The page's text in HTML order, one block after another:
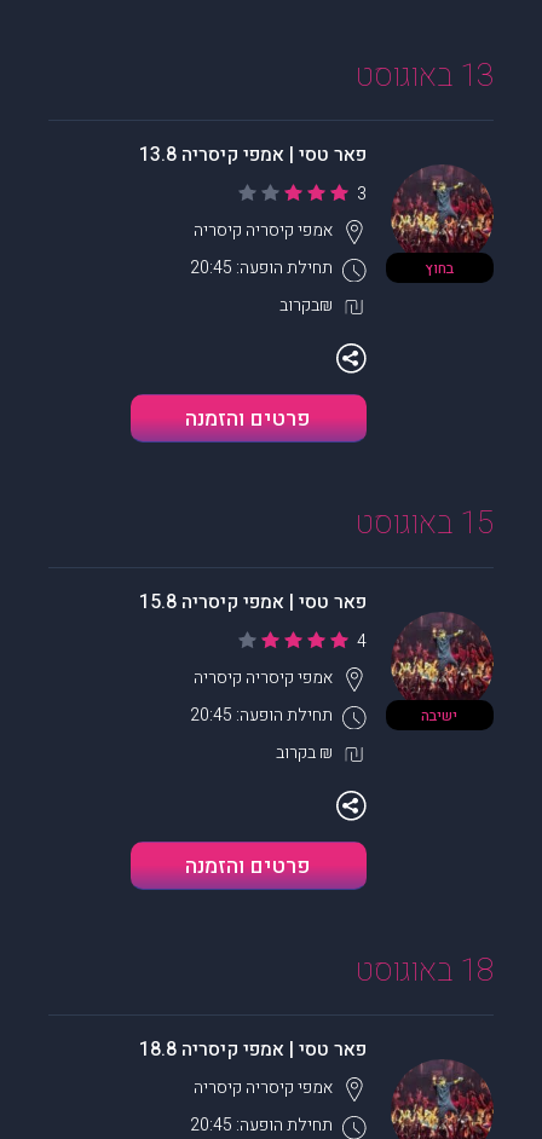
13 באוגוסט
בחוץ
פאר טסי | אמפי קיסריה 13.8
3
תחילת הופעה: 20:45
אמפי קיסריה קיסריה
₪בקרוב
פרטים והזמנה
15 באוגוסט
ישיבה
פאר טסי | אמפי קיסריה 15.8
4
תחילת הופעה: 20:45
אמפי קיסריה קיסריה
₪ בקרוב
פרטים והזמנה
18 באוגוסט
פאר טסי | אמפי קיסריה 18.8
תחילת הופעה: 20:45
אמפי קיסריה קיסריה